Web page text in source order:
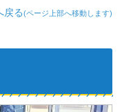
戻る(ページ上部へ移動します)